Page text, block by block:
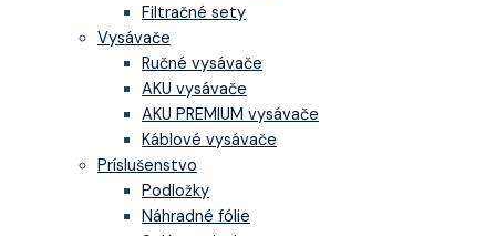
Filtračné sety
Vysávače
Ručné vysávače
AKU vysávače
AKU PREMIUM vysávače
Káblové vysávače
Príslušenstvo
Podložky
Náhradné fólie